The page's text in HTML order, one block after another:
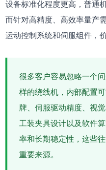
设备标准化程度更高，普通
而针对高精度、高效率量产
运动控制系统和伺服组件，
很多客户容易忽略一个
样的绕线机，内部配置
牌、伺服驱动精度、视
工装夹具设计以及软件
率和长期稳定性，这些
重要来源。